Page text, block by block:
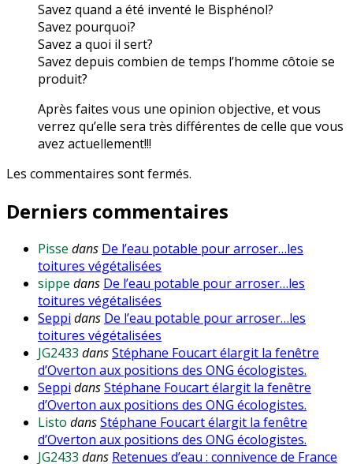
Savez quand a été inventé le Bisphénol?
Savez pourquoi?
Savez a quoi il sert?
Savez depuis combien de temps l’homme côtoie se
produit?
Après faites vous une opinion objective, et vous
verrez qu’elle sera très différentes de celle que vous
avez actuellement!!!
Les commentaires sont fermés.
Derniers commentaires
Pisse dans De l’eau potable pour arroser…les
toitures végétalisées
sippe dans De l’eau potable pour arroser…les
toitures végétalisées
Seppi dans De l’eau potable pour arroser…les
toitures végétalisées
JG2433 dansStéphane Foucart élargit la fenêtre
d’Overton aux positions des ONG écologistes.
Seppi dansStéphane Foucart élargit la fenêtre
d’Overton aux positions des ONG écologistes.
Listo dansStéphane Foucart élargit la fenêtre
d’Overton aux positions des ONG écologistes.
JG2433 dans Retenues d’eau : connivence de France